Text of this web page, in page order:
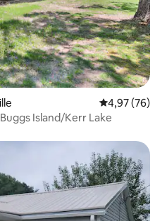
4,97 (76)
Island/Kerr Lake